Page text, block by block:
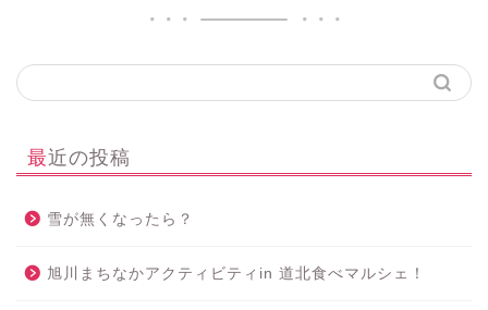
最近の投稿
雪が無くなったら？
旭川まちなかアクティビティin 道北食べマルシェ！